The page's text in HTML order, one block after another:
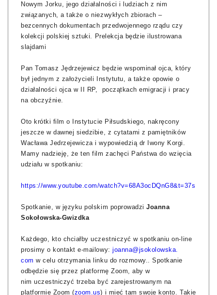
Nowym Jorku, jego działalności i ludziach z nim
związanych, a także o niezwykłych zbiorach –
bezcennych dokumentach przedwojennego rządu czy
kolekcji polskiej sztuki. Prelekcja będzie ilustrowana
slajdami
Pan Tomasz Jędrzejewicz będzie wspominał ojca, który
był jednym z założycieli Instytutu, a także opowie o
działalności ojca w II RP, początkach emigracji i pracy
na obczyźnie.
Oto krótki film o Instytucie Piłsudskiego, nakręcony
jeszcze w dawnej siedzibie, z cytatami z pamiętników
Wacława Jedrzejewicza i wypowiedzią dr Iwony Korgi.
Mamy nadzieję, że ten film zachęci Państwa do wzięcia
udziału w spotkaniu:
https://www.youtube.com/watch?v=68A3ocDQnG8&t=37s
Spotkanie, w języku polskim poprowadziJoanna
Sokołowska-Gwizdka
Każdego, kto chciałby uczestniczyć w spotkaniu on-line
prosimy o kontakt e-mailowy:joanna@jsokolowska.
com w celu otrzymania linku do rozmowy.. Spotkanie
odbędzie się przez platformę Zoom, aby w
nim uczestniczyć trzeba być zarejestrowanym na
platformie Zoom (zoom.us) i mieć tam swoje konto. Takie